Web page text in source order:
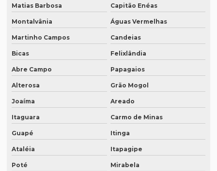
Localização de software
Melhor empresa de tradução em df
Melhor empresa de transcrição de áudio whatsapp
Melhor tradução simultânea
O que é degravação de vídeo
O que significa tradução juramentada
O que significa tradução juramentada em inglês
O que é tradução juramentada
O que é tradução juramentada de um documento
Matias Barbosa Capitão Enéas
Montalvânia Águas Vermelhas
Martinho Campos Candeias
Bicas Felixlândia
Abre Campo Papagaios
Alterosa Grão Mogol
Joaíma Areado
Itaguara Carmo de Minas
Guapé Itinga
Ataléia Itapagipe
Poté Mirabela